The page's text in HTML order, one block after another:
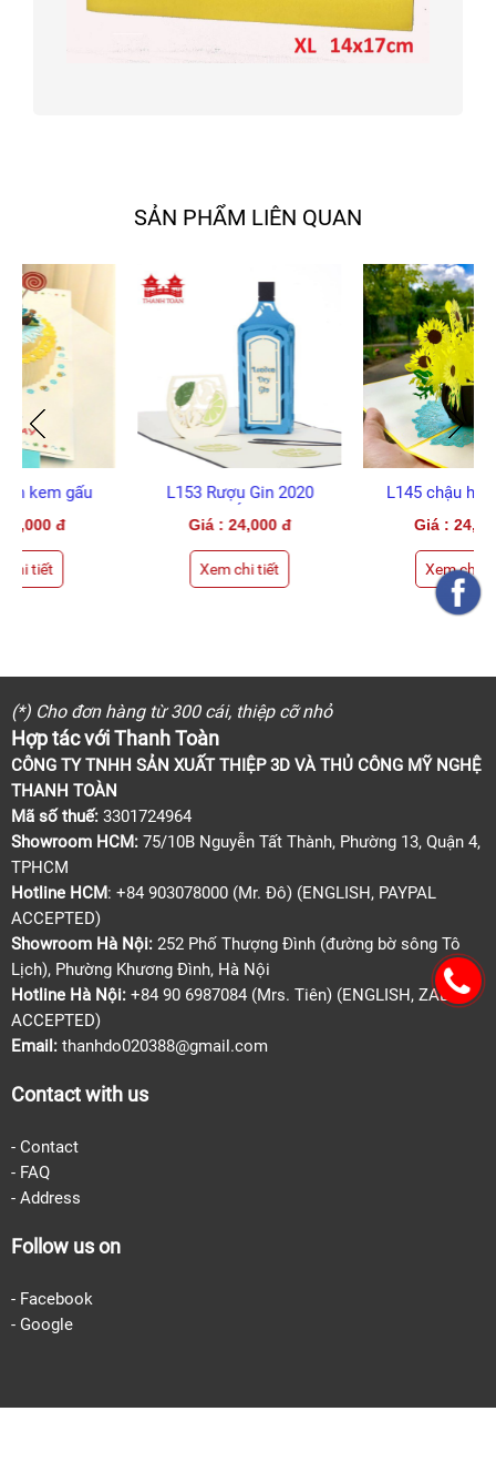
SẢN PHẨM LIÊN QUAN
L153 Rượu Gin 2020
Giá : 24,000 đ
L145 chậu hoa hướng
Giá : 24,000 đ
(*) Cho đơn hàng từ 300 cái, thiệp cỡ nhỏ
Hợp tác với Thanh Toàn
CÔNG TY TNHH SẢN XUẤT THIỆP 3D VÀ THỦ CÔNG MỸ NGHỆ
THANH TOÀN
Mã số thuế: 3301724964
Showroom HCM: 75/10B Nguyễn Tất Thành, Phường 13, Quận 4,
TPHCM
Hotline HCM: +84 903078000 (Mr. Đô) (ENGLISH, PAYPAL
ACCEPTED)
Showroom Hà Nội: 252 Phố Thượng Đình (đường bờ sông Tô
Lịch), Phường Khương Đình, Hà Nội
Hotline Hà Nội: +84 90 6987084 (Mrs. Tiên) (ENGLISH, ZALO
ACCEPTED)
Email: thanhdo020388@gmail.com
Contact with us
- Contact
- FAQ
- Address
Follow us on
- Facebook
- Google